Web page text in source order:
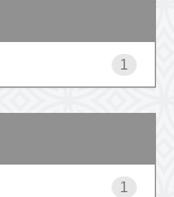
1
1